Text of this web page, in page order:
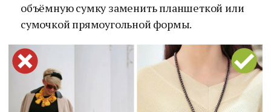
объёмную сумку заменить планшеткой или
сумочкой прямоугольной формы.